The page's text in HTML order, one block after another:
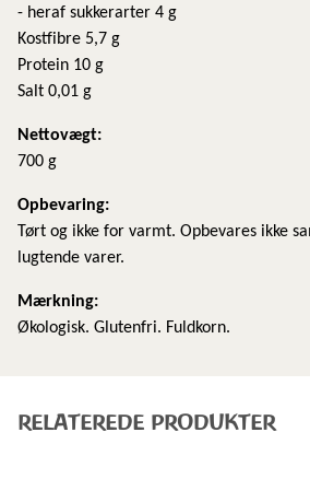
- heraf sukkerarter 4 g
Kostfibre 5,7 g
Protein 10 g
Salt 0,01 g
Nettovægt:
700 g
​Opbevaring:
Tørt og ikke for varmt. Opbevares ikke
lugtende varer.
Mærkning:
Økologisk. Glutenfri. Fuldkorn.
RELATEREDE PRODUKTER